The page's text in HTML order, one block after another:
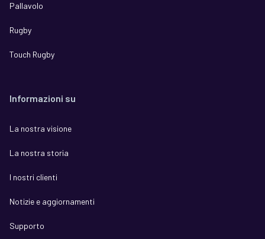
Pallavolo
Rugby
Touch Rugby
Informazioni su
La nostra visione
La nostra storia
I nostri clienti
Notizie e aggiornamenti
Supporto